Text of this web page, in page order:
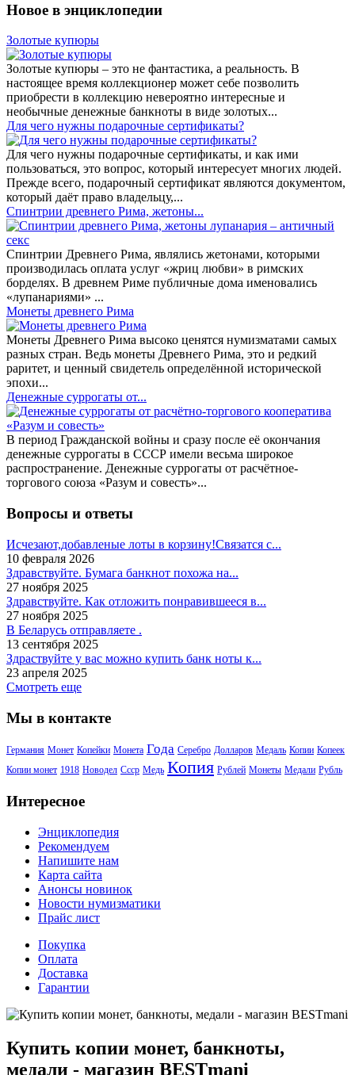
Новое в энциклопедии
Золотые купюры
Золотые купюры – это не фантастика, а реальность. В
настоящее время коллекционер может себе позволить
приобрести в коллекцию невероятно интересные и
необычные денежные банкноты в виде золотых...
​Для чего нужны подарочные сертификаты?
Для чего нужны подарочные сертификаты, и как ими
пользоваться, это вопрос, который интересует многих людей.
Прежде всего, подарочный сертификат являются документом,
который даёт право владельцу,...
Спинтрии древнего Рима, жетоны...
Спинтрии Древнего Рима, являлись жетонами, которыми
производилась оплата услуг «жриц любви» в римских
борделях. В древнем Риме публичные дома именовались
«лупанариями» ...
Монеты древнего Рима
Монеты Древнего Рима высоко ценятся нумизматами самых
разных стран. Ведь монеты Древнего Рима, это и редкий
раритет, и ценный свидетель определённой исторической
эпохи...
Денежные суррогаты от...
В период Гражданской войны и сразу после её окончания
денежные суррогаты в СССР имели весьма широкое
распространение. Денежные суррогаты от расчётное-
торгового союза «Разум и совесть»...
Вопросы и ответы
Исчезают,добавленые лоты в корзину!Связатся с...
10 февраля 2026
Здравствуйте. Бумага банкнот похожа на...
27 ноября 2025
Здравствуйте. Как отложить понравившееся в...
27 ноября 2025
В Беларусь отправляете .
13 сентября 2025
Здраствуйте у вас можно купить банк ноты к...
23 апреля 2025
Смотреть еще
Мы в контакте
Германия Монет Копейки Монета Года Серебро Долларов Медаль Копии Копеек
Копии монет 1918 Новодел Ссср Медь Копия Рублей Монеты Медали Рубль
Интересное
Энциклопедия
Рекомендуем
Напишите нам
Карта сайта
Анонсы новинок
Новости нумизматики
Прайс лист
Покупка
Оплата
Доставка
Гарантии
Купить копии монет, банкноты,
медали - магазин BESTmani